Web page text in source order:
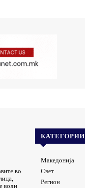
во
води
КАТЕГОРИИ
Македонија
Свет
Регион